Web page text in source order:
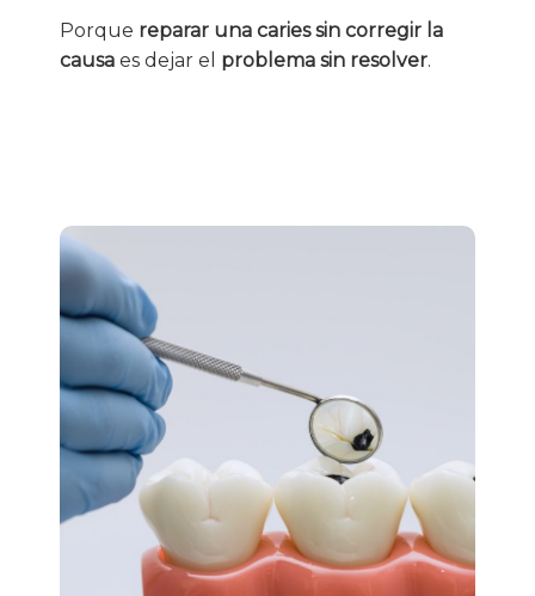
Porque reparar una caries sin corregir la
causa es dejar el problema sin resolver.